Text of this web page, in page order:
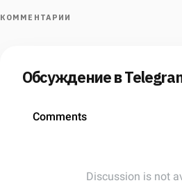
КОММЕНТАРИИ
Обсуждение в